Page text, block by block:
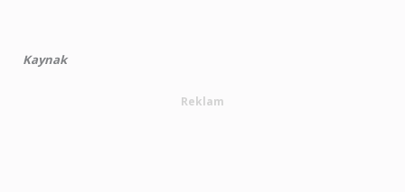
Kaynak
Reklam